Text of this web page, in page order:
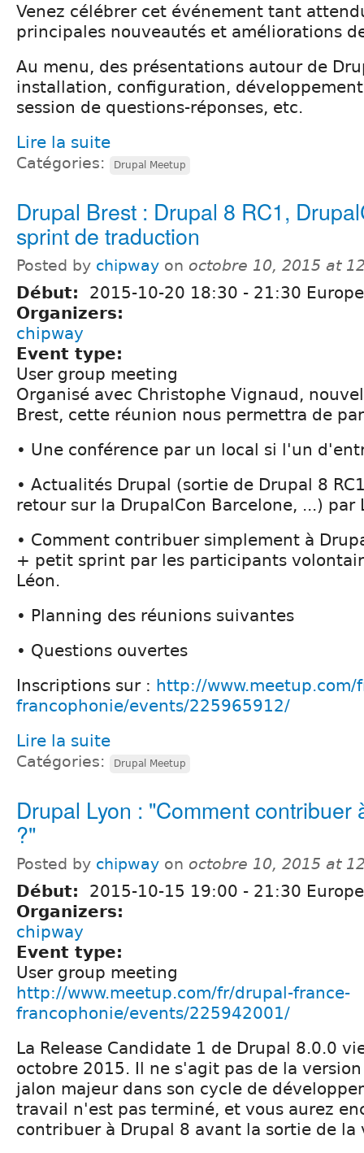
Venez célébrer cet événement tant
principales nouveautés et améliorations
Au menu, des présentations autour de
installation, configuration,
session de questions-réponses, etc.
Lire la suite
Catégories: Drupal Meetup
Drupal Brest : Drupal 8 RC1,
sprint de traduction
Posted by chipway on octobre 10, 2015 at
Début: 2015-10-20 18:30 - 21:30
Organizers:
chipway
Event type:
User group meeting
Organisé avec Christophe Vignaud,
Brest, cette réunion nous permettra de
• Une conférence par un local si l'un
• Actualités Drupal (sortie de Drupal 8
retour sur la DrupalCon Barcelone, ...) par
• Comment contribuer simplement à
+ petit sprint par les participants
Léon.
• Planning des réunions suivantes
• Questions ouvertes
Inscriptions sur : http://www.meetup.com/
francophonie/events/225965912/
Lire la suite
Catégories: Drupal Meetup
Drupal Lyon : "Comment contribuer
?"
Posted by chipway on octobre 10, 2015 at
Début: 2015-10-15 19:00 - 21:30
Organizers:
chipway
Event type:
User group meeting
http://www.meetup.com/fr/drupal-france-
francophonie/events/225942001/
La Release Candidate 1 de Drupal 8.0.0
octobre 2015. Il ne s'agit pas de la
jalon majeur dans son cycle de
travail n'est pas terminé, et vous aurez
contribuer à Drupal 8 avant la sortie de la